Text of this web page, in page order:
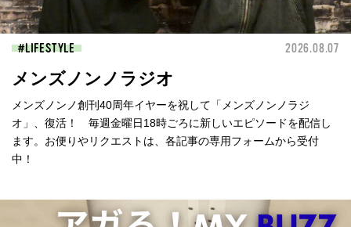
LIFESTYLE 2026.08.07
メンズノンノラジオ
メンズノンノ創刊40周年イヤーを祝して「メンズノンノラジ
オ」、復活！ 毎週金曜日18時ごろに新しいエピソードを配信し
ます。お便りやリクエストは、各記事の専用フォームから受付
中！